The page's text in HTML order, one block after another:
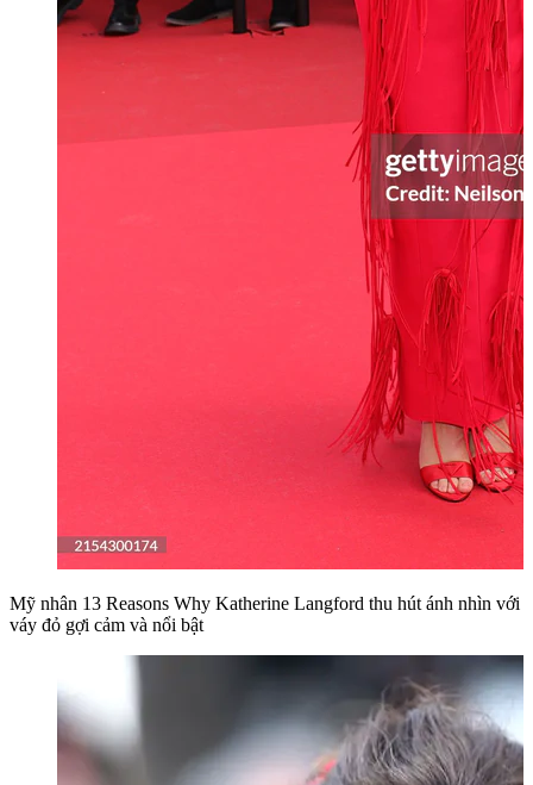
Mỹ nhân 13 Reasons Why Katherine Langford thu hút ánh nhìn với
váy đỏ gợi cảm và nổi bật